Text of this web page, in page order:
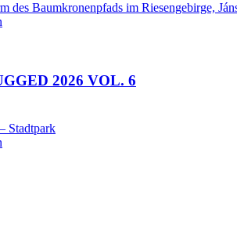
des Baumkronenpfads im Riesengebirge,
2026 VOL. 6
Stadtpark